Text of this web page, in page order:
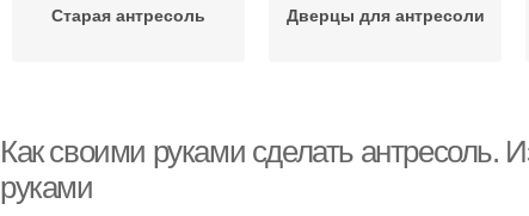
Старая антресоль Дверцы для антресоли
Как своими руками сделать антресоль.
руками